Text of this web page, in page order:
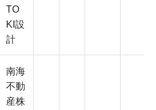
TO
KI設
計
南海
不動
産株